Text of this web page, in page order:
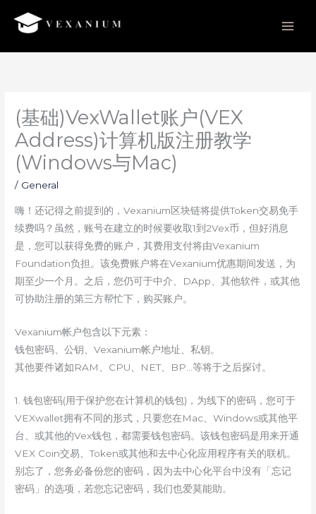
(基础)VexWallet账户(VEX
Address)计算机版注册教学
(Windows与Mac)
/ General
嗨！还记得之前提到的，Vexanium区块链将提供Token交易免手
续费吗？虽然，账号在建立的时候要收取1到2Vex币，但好消息
是，您可以获得免费的账户，其费用支付将由Vexanium
Foundation负担。该免费账户将在Vexanium优惠期间发送，为
期至少一个月。之后，您仍可于中介、DApp、其他软件，或其他
可协助注册的第三方帮忙下，购买账户。
Vexanium帐户包含以下元素：
钱包密码、公钥、Vexanium帐户地址、私钥。
其他要件诸如RAM、CPU、NET、BP…等将于之后探讨。
1. 钱包密码(用于保护您在计算机的钱包)，为线下的密码，您可于
VEXwallet拥有不同的形式，只要您在Mac、Windows或其他平
台、或其他的Vex钱包，都需要钱包密码。该钱包密码是用来开通
VEX Coin交易、Token或其他和去中心化应用程序有关的联机。
别忘了，您务必备份您的密码，因为去中心化平台中没有「忘记
密码」的选项，若您忘记密码，我们也爱莫能助。